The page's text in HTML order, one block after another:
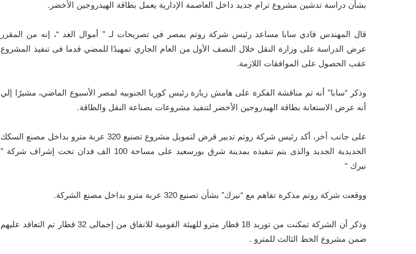
بشأن دراسة تدشين مشروع ترام جديد داخل العاصمة الإدارية يعمل بطاقة الهيدروجين الأخضر.
قال المهندس فادي سابا مساعد رئيس شركة روتم بمصر في تصريحات لـ ” أموال الغد “، إنه من المقرر
عرض الدراسة على وزارة النقل خلال النصف الأول من العام الجاري تمهيدًا للمضي قدما فى تنفيذ المشروع
عقب الحصول على الموافقات اللازمة.
وذكر “سابا” أنه تم مناقشة الفكرة على هامش زيارة رئيس كوريا الجنوبيه لمصر الأسبوع الماضي، مشيرًا إلي
أنه عرض الاستعانة بطاقة الهيدروجين الأخضر لتنفيذ مشروعات بصناعة النقل والطاقة.
على جانب آخر، أكد رئيس شركة روتم تدبير قرض لتمويل مشروع تصنيع 320 عربة مترو بداخل مصنع السكك
الحديدية الجديد والذى يتم تنفيذه بمدينة شرق بورسعيد على مساحة 100 الف فدان تحت إشراف شركة ”
نيرك “
ووقعت شركة روتم مذكرة تفاهم مع “نيرك” بشأن تصنيع 320 عربة مترو بداخل مصنع الشركة.
وذكر أن الشركة تمكنت من توريد 18 قطار مترو للهيئة القومية للانفاق من إجمالى 32 قطار تم التعاقد عليهم
ضمن مشروع الخط الثالث للمترو .